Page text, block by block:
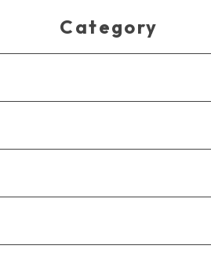
Category